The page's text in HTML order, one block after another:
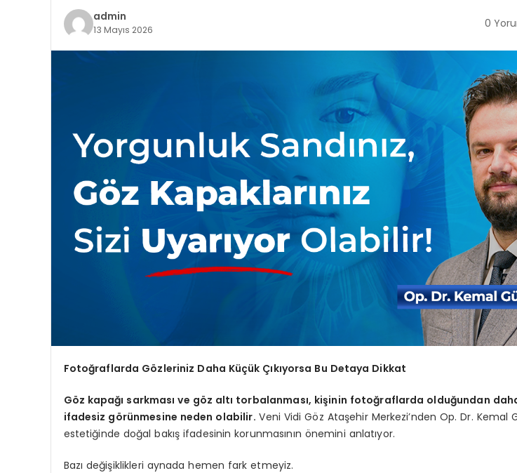
admin
13 Mayıs 2026 0
Fotoğraflarda Gözleriniz Daha Küçük Çıkıyorsa Bu Detaya Dikkat
Göz kapağı sarkması ve göz altı torbalanması, kişinin fotoğraflarda olduğundan
ifadesiz görünmesine neden olabilir. Veni Vidi Göz Ataşehir Merkezi’nden Op. Dr. Kemal
estetiğinde doğal bakış ifadesinin korunmasının önemini anlatıyor.
Bazı değişiklikleri aynada hemen fark etmeyiz.